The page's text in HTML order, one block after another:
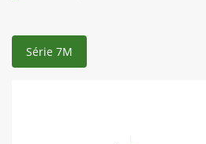
Série 7M